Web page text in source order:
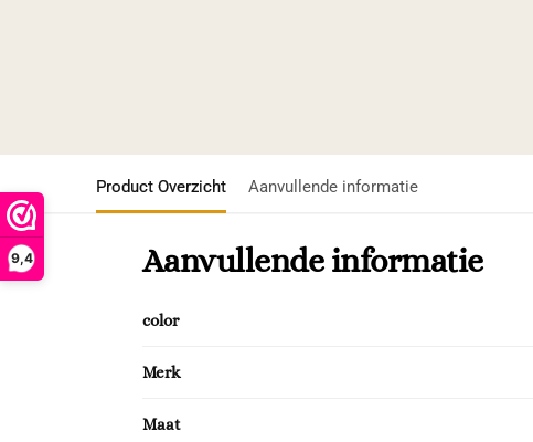
9,4
Product Overzicht Aanvullende informatie
Aanvullende informatie
color
Merk
Maat